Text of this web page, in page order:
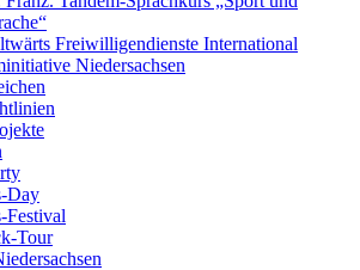
Freiwilligendienste International
Niedersachsen
Day
Festival
Tour